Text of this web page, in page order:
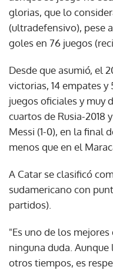
glorias, que lo
(ultradefensivo), pese
goles en 76 juegos
Desde que asumió, el
victorias, 14 empates
juegos oficiales y muy
cuartos de Rusia-2018
Messi (1-0), en la final
menos que en el
A Catar se clasificó
sudamericano con
partidos).
"Es uno de los
ninguna duda.
otros tiempos, es